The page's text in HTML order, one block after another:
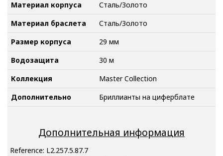
Материал корпуса
Сталь/Золото
Материал браслета
Сталь/Золото
Размер корпуса
29 мм
Водозащита
30 м
Коллекция
Master Collection
Дополнительно
Бриллианты на циферблате
Дополнительная информация
Reference: L2.257.5.87.7